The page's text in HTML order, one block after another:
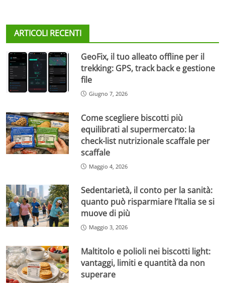
ARTICOLI RECENTI
GeoFix, il tuo alleato offline per il
trekking: GPS, track back e gestione
file
Giugno 7, 2026
Come scegliere biscotti più
equilibrati al supermercato: la
check-list nutrizionale scaffale per
scaffale
Maggio 4, 2026
Sedentarietà, il conto per la sanità:
quanto può risparmiare l’Italia se si
muove di più
Maggio 3, 2026
Maltitolo e polioli nei biscotti light:
vantaggi, limiti e quantità da non
superare